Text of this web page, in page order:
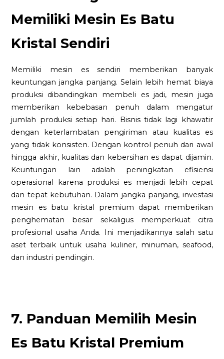
Memiliki Mesin Es Batu
Kristal Sendiri
Memiliki mesin es sendiri memberikan banyak
keuntungan jangka panjang. Selain lebih hemat biaya
produksi dibandingkan membeli es jadi, mesin juga
memberikan kebebasan penuh dalam mengatur
jumlah produksi setiap hari. Bisnis tidak lagi khawatir
dengan keterlambatan pengiriman atau kualitas es
yang tidak konsisten. Dengan kontrol penuh dari awal
hingga akhir, kualitas dan kebersihan es dapat dijamin.
Keuntungan lain adalah peningkatan efisiensi
operasional karena produksi es menjadi lebih cepat
dan tepat kebutuhan. Dalam jangka panjang, investasi
mesin es batu kristal premium dapat memberikan
penghematan besar sekaligus memperkuat citra
profesional usaha Anda. Ini menjadikannya salah satu
aset terbaik untuk usaha kuliner, minuman, seafood,
dan industri pendingin.
7. Panduan Memilih Mesin
Es Batu Kristal Premium